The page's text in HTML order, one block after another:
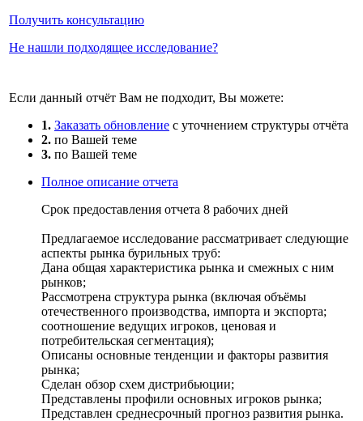
Получить консультацию
Не нашли подходящее исследование?
Если данный отчёт Вам не подходит, Вы можете:
1. Заказать обновление с уточнением структуры отчёта
2. по Вашей теме
3. по Вашей теме
Полное описание отчета
Срок предоставления отчета 8 рабочих дней
Предлагаемое исследование рассматривает следующие
аспекты рынка бурильных труб:
Дана общая характеристика рынка и смежных с ним
рынков;
Рассмотрена структура рынка (включая объёмы
отечественного производства, импорта и экспорта;
соотношение ведущих игроков, ценовая и
потребительская сегментация);
Описаны основные тенденции и факторы развития
рынка;
Сделан обзор схем дистрибьюции;
Представлены профили основных игроков рынка;
Представлен среднесрочный прогноз развития рынка.